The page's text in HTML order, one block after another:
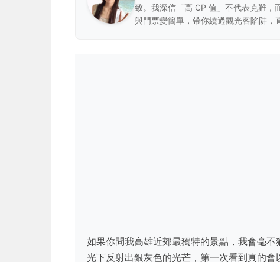
致。我深信「高 CP 值」不代表克難，
與門票變簡單，帶你繞過觀光客陷阱，
如果你問我高雄近郊最獨特的景點，我會毫
光下反射出銀灰色的光芒，第一次看到真的